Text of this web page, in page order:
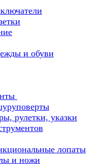
и обуви
рулетки, указки
лопаты
и ножи